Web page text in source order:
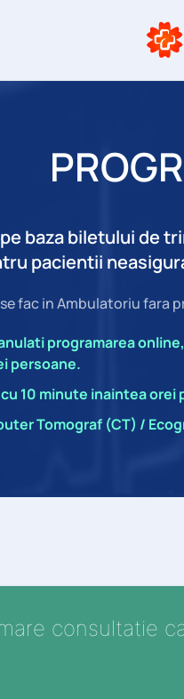
baza biletului de
pacientii
fac in Ambulatoriu fara
programarea
persoane.
10 minute inaintea orei
Tomograf (CT) /